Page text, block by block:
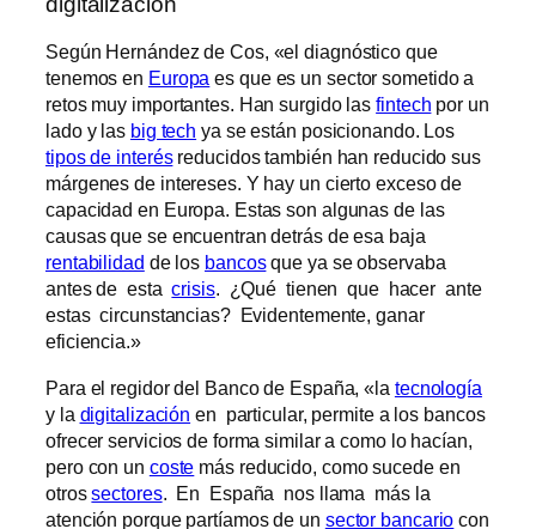
Según Hernández de Cos, «el diagnóstico que
tenemos en Europa es que es un sector sometido a
retos muy importantes. Han surgido lasfintech por un
lado y las big tech ya se están posicionando. Los
tipos de interésreducidos también han reducido sus
márgenes de intereses. Y hay un cierto exceso de
capacidad en Europa. Estas son algunas de las
causas que se encuentran detrás de esa baja
rentabilidad de los bancosque ya se observaba
antes de estacrisis. ¿Qué tienen que hacer ante
estas circunstancias? Evidentemente, ganar
eficiencia.»
Para el regidor del Banco de España, «la tecnología
y la digitalización en particular, permite a los bancos
ofrecer servicios de forma similar a como lo hacían,
pero con un coste más reducido, como sucede en
otrossectores. En España nos llama más la
atención porque partíamos de un sector bancario con